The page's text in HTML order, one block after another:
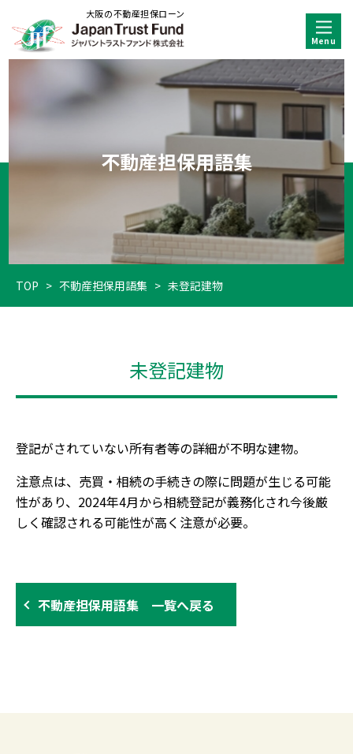
大阪の不動産担保ローン
不動産担保用語集
TOP > 不動産担保用語集 > 未登記建物
未登記建物
登記がされていない所有者等の詳細が不明な建物。
注意点は、売買・相続の手続きの際に問題が生じる可能
性があり、2024年4月から相続登記が義務化され今後厳
しく確認される可能性が高く注意が必要。
不動産担保用語集 一覧へ戻る